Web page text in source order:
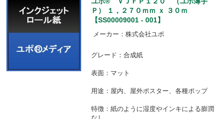
Ｐ） １，２７０ｍｍ ｘ ３０ｍ
【SS00009001 - 001】
メーカー：株式会社ユポ
グレード：合成紙
表面：マット
用途：屋内、屋外ポスター、各種ポップ
特徴：紙のように湿度やインキによる膨潤